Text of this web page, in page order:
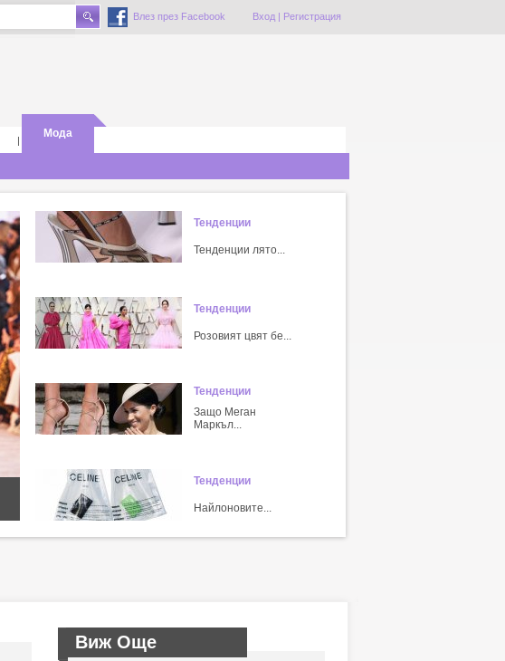
Влез през Facebook Вход| Регистрация
|
Мода
Тенденции
Тенденции лято...
Тенденции
Розовият цвят бе...
Тенденции
Защо Меган
Маркъл...
Тенденции
Найлоновите...
Виж Още